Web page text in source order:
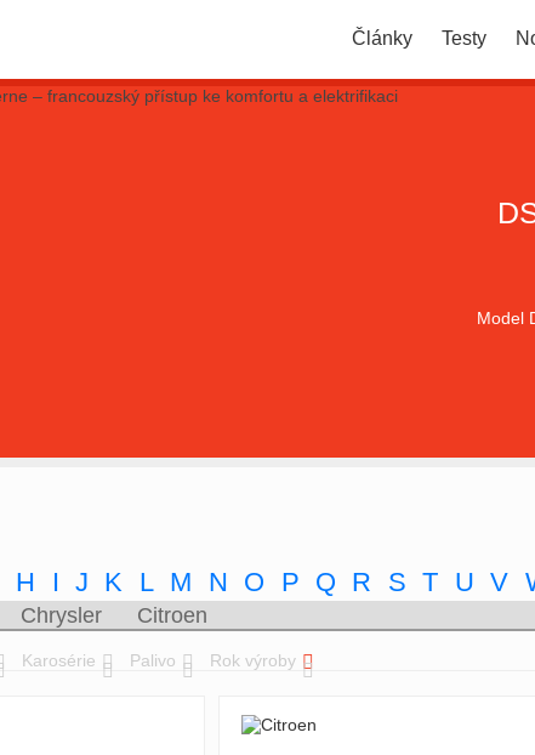
Články Testy
Model
H I J K L M N O P Q R S T U V
Chrysler Citroen
Karosérie Palivo Rok výroby